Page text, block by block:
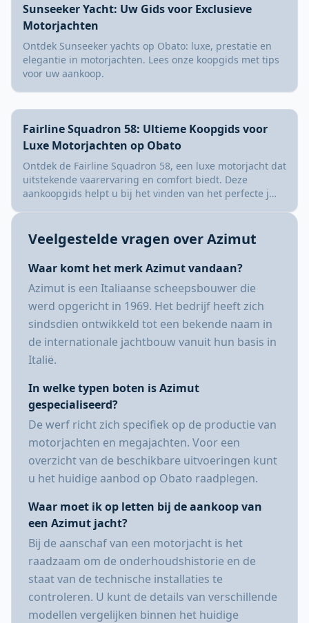
Sunseeker Yacht: Uw Gids voor Exclusieve
Motorjachten
Ontdek Sunseeker yachts op Obato: luxe, prestatie en
elegantie in motorjachten. Lees onze koopgids met tips
voor uw aankoop.
Fairline Squadron 58: Ultieme Koopgids voor
Luxe Motorjachten op Obato
Ontdek de Fairline Squadron 58, een luxe motorjacht dat
uitstekende vaarervaring en comfort biedt. Deze
aankoopgids helpt u bij het vinden van het perfecte j…
Veelgestelde vragen over Azimut
Waar komt het merk Azimut vandaan?
Azimut is een Italiaanse scheepsbouwer die
werd opgericht in 1969. Het bedrijf heeft zich
sindsdien ontwikkeld tot een bekende naam in
de internationale jachtbouw vanuit hun basis in
Italië.
In welke typen boten is Azimut
gespecialiseerd?
De werf richt zich specifiek op de productie van
motorjachten en megajachten. Voor een
overzicht van de beschikbare uitvoeringen kunt
u het huidige aanbod op Obato raadplegen.
Waar moet ik op letten bij de aankoop van
een Azimut jacht?
Bij de aanschaf van een motorjacht is het
raadzaam om de onderhoudshistorie en de
staat van de technische installaties te
controleren. U kunt de details van verschillende
modellen vergelijken binnen het huidige